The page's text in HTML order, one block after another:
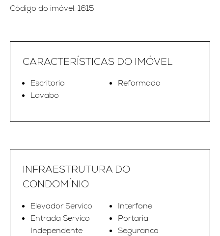
Código do imóvel: 1615
CARACTERÍSTICAS DO IMÓVEL
Escritorio
Lavabo
Reformado
INFRAESTRUTURA DO
CONDOMÍNIO
Elevador Servico
Entrada Servico
Independente
Interfone
Portaria
Seguranca